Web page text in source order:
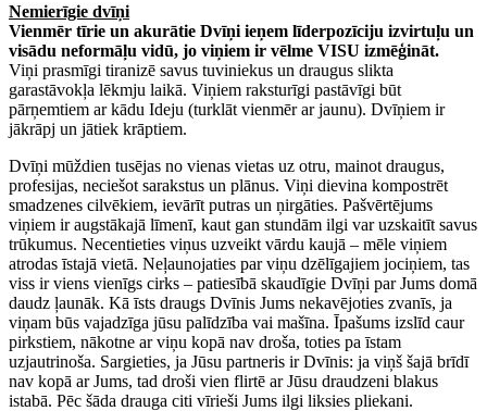
Nemierīgie dvīņi
Vienmēr tīrie un akurātie Dvīņi ieņem līderpozīciju izvirtuļu un
visādu neformāļu vidū, jo viņiem ir vēlme VISU izmēģināt.
Viņi prasmīgi tiranizē savus tuviniekus un draugus slikta
garastāvokļa lēkmju laikā. Viņiem raksturīgi pastāvīgi būt
pārņemtiem ar kādu Ideju (turklāt vienmēr ar jaunu). Dvīņiem ir
jākrāpj un jātiek krāptiem.
Dvīņi mūždien tusējas no vienas vietas uz otru, mainot draugus,
profesijas, neciešot sarakstus un plānus. Viņi dievina kompostrēt
smadzenes cilvēkiem, ievārīt putras un ņirgāties. Pašvērtējums
viņiem ir augstākajā līmenī, kaut gan stundām ilgi var uzskaitīt savus
trūkumus. Necentieties viņus uzveikt vārdu kaujā – mēle viņiem
atrodas īstajā vietā. Neļaunojaties par viņu dzēlīgajiem jociņiem, tas
viss ir viens vienīgs cirks – patiesībā skaudīgie Dvīņi par Jums domā
daudz ļaunāk. Kā īsts draugs Dvīnis Jums nekavējoties zvanīs, ja
viņam būs vajadzīga jūsu palīdzība vai mašīna. Īpašums izslīd caur
pirkstiem, nākotne ar viņu kopā nav droša, toties pa īstam
uzjautrinoša. Sargieties, ja Jūsu partneris ir Dvīnis: ja viņš šajā brīdī
nav kopā ar Jums, tad droši vien flirtē ar Jūsu draudzeni blakus
istabā. Pēc šāda drauga citi vīrieši Jums ilgi liksies pliekani.